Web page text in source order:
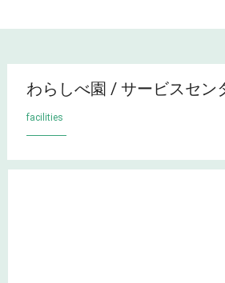
わらしべ園 / サービスセン
facilities